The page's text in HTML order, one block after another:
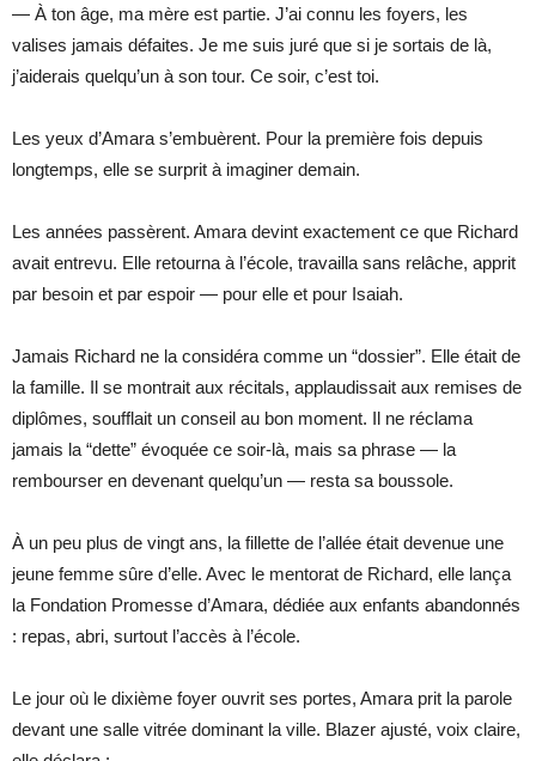
— À ton âge, ma mère est partie. J’ai connu les foyers, les
valises jamais défaites. Je me suis juré que si je sortais de là,
j’aiderais quelqu’un à son tour. Ce soir, c’est toi.
Les yeux d’Amara s’embuèrent. Pour la première fois depuis
longtemps, elle se surprit à imaginer demain.
Les années passèrent. Amara devint exactement ce que Richard
avait entrevu. Elle retourna à l’école, travailla sans relâche, apprit
par besoin et par espoir — pour elle et pour Isaiah.
Jamais Richard ne la considéra comme un “dossier”. Elle était de
la famille. Il se montrait aux récitals, applaudissait aux remises de
diplômes, soufflait un conseil au bon moment. Il ne réclama
jamais la “dette” évoquée ce soir-là, mais sa phrase — la
rembourser en devenant quelqu’un — resta sa boussole.
À un peu plus de vingt ans, la fillette de l’allée était devenue une
jeune femme sûre d’elle. Avec le mentorat de Richard, elle lança
la Fondation Promesse d’Amara, dédiée aux enfants abandonnés
: repas, abri, surtout l’accès à l’école.
Le jour où le dixième foyer ouvrit ses portes, Amara prit la parole
devant une salle vitrée dominant la ville. Blazer ajusté, voix claire,